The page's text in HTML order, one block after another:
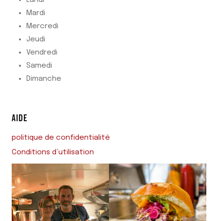
Mardi
Mercredi
Jeudi
Vendredi
Samedi
Dimanche
AIDE
politique de confidentialité
Conditions d’utilisation